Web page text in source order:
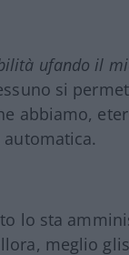
ufando il
si
abbiamo,
lo sta
meglio